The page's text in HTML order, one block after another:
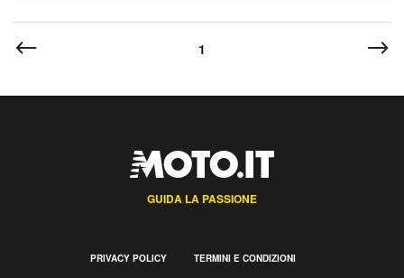
1
GUIDA LA PASSIONE
PRIVACY POLICY TERMINI E CONDIZIONI